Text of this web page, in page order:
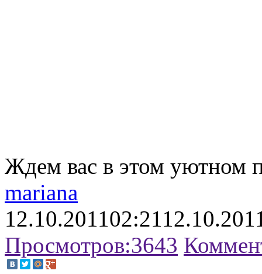
Ждем вас в этом уютном
mariana
12.10.2011 02:21
Просмотров:3643